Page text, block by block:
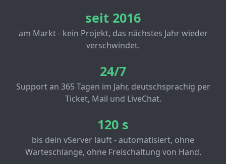
seit 2016
am Markt - kein Projekt, das nächstes Jahr wieder
verschwindet.
24/7
Support an 365 Tagen im Jahr, deutschsprachig per
Ticket, Mail und LiveChat.
120 s
bis dein vServer läuft - automatisiert, ohne
Warteschlange, ohne Freischaltung von Hand.